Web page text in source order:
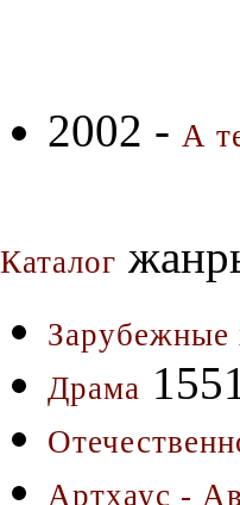
2002 - А
Каталог
Зарубежные
Драма
Артхаус -